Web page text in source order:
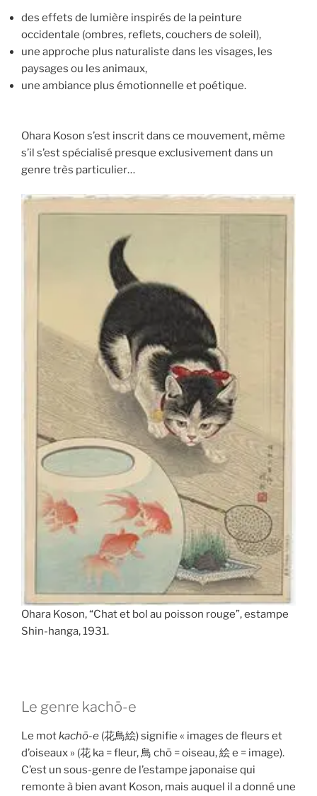
des effets de lumière inspirés de la peinture
occidentale (ombres, reflets, couchers de soleil),
une approche plus naturaliste dans les visages, les
paysages ou les animaux,
une ambiance plus émotionnelle et poétique.
Ohara Koson s’est inscrit dans ce mouvement, même
s’il s’est spécialisé presque exclusivement dans un
genre très particulier…
Ohara Koson, “Chat et bol au poisson rouge”, estampe
Shin-hanga, 1931.
Le genre kachō-e
Le motkachō-e (花鳥絵) signifie « images de fleurs et
d’oiseaux » (花 ka = fleur, 鳥 chō = oiseau, 絵 e = image).
C’est un sous-genre de l’estampe japonaise qui
remonte à bien avant Koson, mais auquel il a donné une